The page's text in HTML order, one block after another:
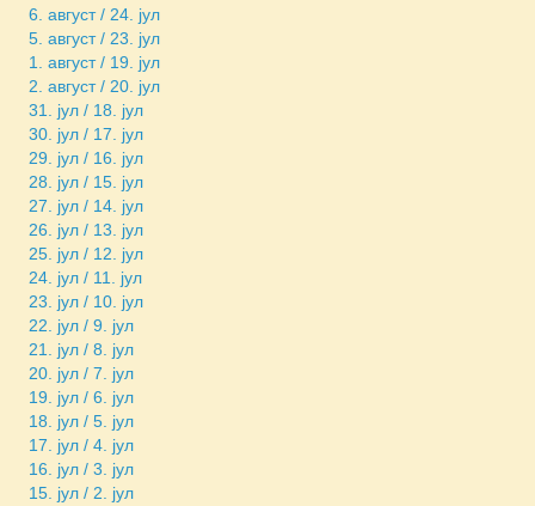
6. август / 24. јул
5. август / 23. јул
1. август / 19. јул
2. август / 20. јул
31. јул / 18. јул
30. јул / 17. јул
29. јул / 16. јул
28. јул / 15. јул
27. јул / 14. јул
26. јул / 13. јул
25. јул / 12. јул
24. јул / 11. јул
23. јул / 10. јул
22. јул / 9. јул
21. јул / 8. јул
20. јул / 7. јул
19. јул / 6. јул
18. јул / 5. јул
17. јул / 4. јул
16. јул / 3. јул
15. јул / 2. јул